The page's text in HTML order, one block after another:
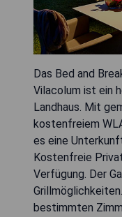
Das Bed and
Vilacolum ist ein
Landhaus. Mit
kostenfreiem
es eine
Kostenfreie
Verfügung. Der
bestimmten